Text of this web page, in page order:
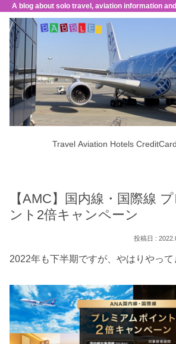
A blog about solo travel, aviation information
Travel Aviation Hotels CreditCard
【AMC】国内線・国際線
ント2倍キャンペーン
2022年も下半期ですが、やはりやって